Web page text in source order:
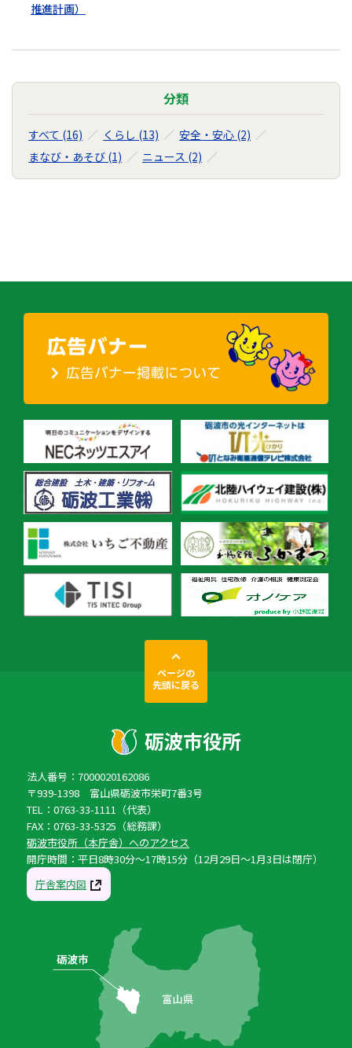
推進計画）
分類
すべて (16) くらし (13)
安全・安心 (2)
まなび・あそび (1)
ニュース (2)
ページの
先頭に戻る
法人番号：7000020162086
〒939-1398 富山県砺波市栄町7番3号
TEL：0763-33-1111（代表）
FAX：0763-33-5325（総務課）
砺波市役所（本庁舎）へのアクセス
開庁時間：平日8時30分〜17時15分（12月29日〜1月3日は閉庁）
庁舎案内図